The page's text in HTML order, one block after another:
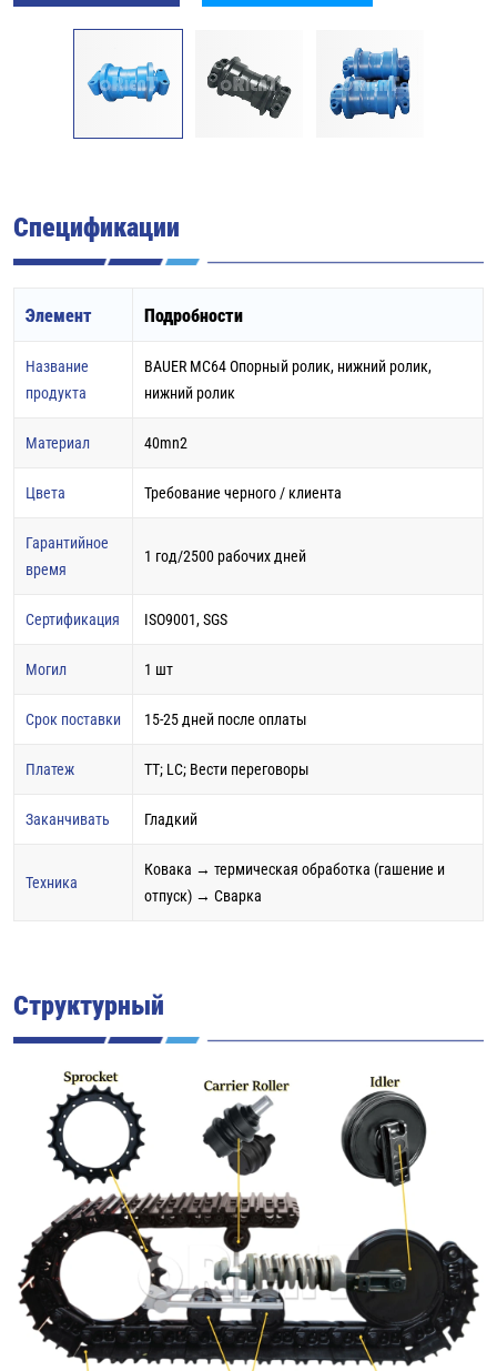
Спецификации
Элемент Подробности
Название
продукта
BAUER MC64 Опорный ролик, нижний ролик,
нижний ролик
Материал 40mn2
Цвета Требование черного / клиента
Гарантийное
время
1 год/2500 рабочих дней
Сертификация ISO9001, SGS
Могил 1 шт
Срок поставки 15-25 дней после оплаты
Платеж TT; LC; Вести переговоры
Заканчивать Гладкий
Техника
Ковака → термическая обработка (гашение и
отпуск) → Сварка
Структурный